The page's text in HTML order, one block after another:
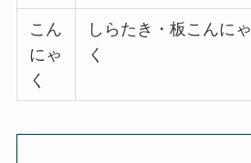
こん
にゃ
く
しらたき・板こんにゃ
く